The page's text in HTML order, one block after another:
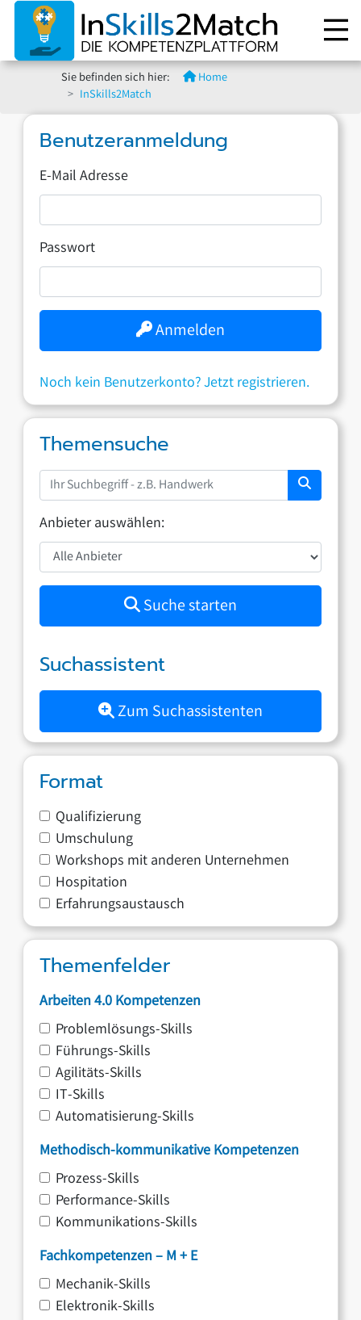
Sie befinden sich hier:
Home
InSkills2Match
Benutzeranmeldung
E-Mail Adresse
Passwort
Anmelden
Noch kein Benutzerkonto? Jetzt registrieren.
Themensuche
Anbieter auswählen:
Suche starten
Suchassistent
Zum Suchassistenten
Format
Qualifizierung
Umschulung
Workshops mit anderen Unternehmen
Hospitation
Erfahrungsaustausch
Themenfelder
Arbeiten 4.0 Kompetenzen
Problemlösungs-Skills
Führungs-Skills
Agilitäts-Skills
IT-Skills
Automatisierung-Skills
Methodisch-kommunikative Kompetenzen
Prozess-Skills
Performance-Skills
Kommunikations-Skills
Fachkompetenzen – M + E
Mechanik-Skills
Elektronik-Skills